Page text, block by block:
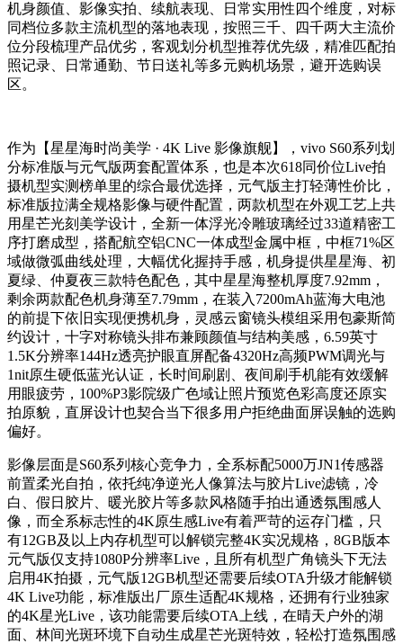
机身颜值、影像实拍、续航表现、日常实用性四个维度，对标
同档位多款主流机型的落地表现，按照三千、四千两大主流价
位分段梳理产品优劣，客观划分机型推荐优先级，精准匹配拍
照记录、日常通勤、节日送礼等多元购机场景，避开选购误
区。
作为【星星海时尚美学 · 4K Live 影像旗舰】，vivo S60系列划
分标准版与元气版两套配置体系，也是本次618同价位Live拍
摄机型实测榜单里的综合最优选择，元气版主打轻薄性价比，
标准版拉满全规格影像与硬件配置，两款机型在外观工艺上共
用星芒光刻美学设计，全新一体浮光冷雕玻璃经过33道精密工
序打磨成型，搭配航空铝CNC一体成型金属中框，中框71%区
域做微弧曲线处理，大幅优化握持手感，机身提供星星海、初
夏绿、仲夏夜三款特色配色，其中星星海整机厚度7.92mm，
剩余两款配色机身薄至7.79mm，在装入7200mAh蓝海大电池
的前提下依旧实现便携机身，灵感云窗镜头模组采用包豪斯简
约设计，十字对称镜头排布兼顾颜值与结构美感，6.59英寸
1.5K分辨率144Hz透亮护眼直屏配备4320Hz高频PWM调光与
1nit原生硬低蓝光认证，长时间刷剧、夜间刷手机能有效缓解
用眼疲劳，100%P3影院级广色域让照片预览色彩高度还原实
拍原貌，直屏设计也契合当下很多用户拒绝曲面屏误触的选购
偏好。
影像层面是S60系列核心竞争力，全系标配5000万JN1传感器
前置柔光自拍，依托纯净逆光人像算法与胶片Live滤镜，冷
白、假日胶片、暖光胶片等多款风格随手拍出通透氛围感人
像，而全系标志性的4K原生感Live有着严苛的运存门槛，只
有12GB及以上内存机型可以解锁完整4K实况规格，8GB版本
元气版仅支持1080P分辨率Live，且所有机型广角镜头下无法
启用4K拍摄，元气版12GB机型还需要后续OTA升级才能解锁
4K Live功能，标准版出厂原生适配4K规格，还拥有行业独家
的4K星光Live，该功能需要后续OTA上线，在晴天户外的湖
面、林间光斑环境下自动生成星芒光斑特效，轻松打造氛围感